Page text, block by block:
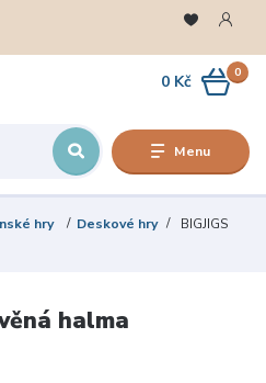
Menu
0
0 Kč
hry Deskové hry
BIGJIGS
halma